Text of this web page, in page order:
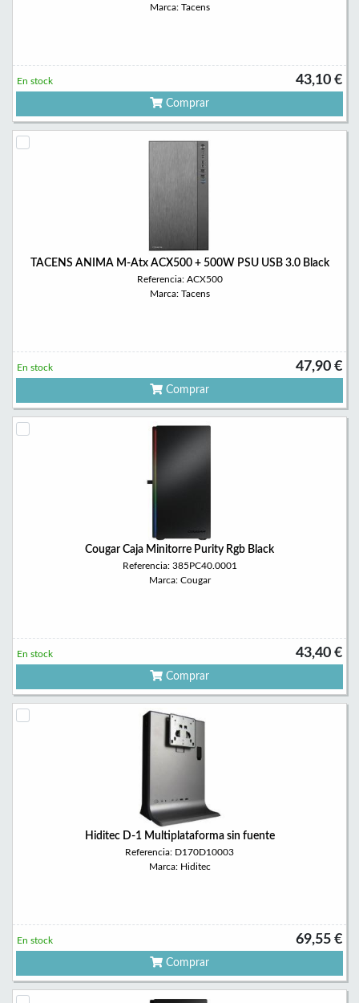
Marca: Tacens
43,10 €
En stock
Comprar
TACENS ANIMA M-Atx ACX500 + 500W PSU USB 3.0 Black
Referencia: ACX500
Marca: Tacens
47,90 €
En stock
Comprar
Cougar Caja Minitorre Purity Rgb Black
Referencia: 385PC40.0001
Marca: Cougar
43,40 €
En stock
Comprar
Hiditec D-1 Multiplataforma sin fuente
Referencia: D170D10003
Marca: Hiditec
69,55 €
En stock
Comprar